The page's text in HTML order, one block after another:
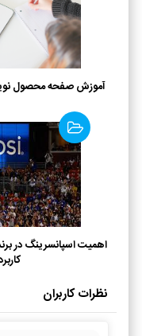
آموزش صفحه محصول
اهمیت اسپانسرینگ در
نظرات کاربران